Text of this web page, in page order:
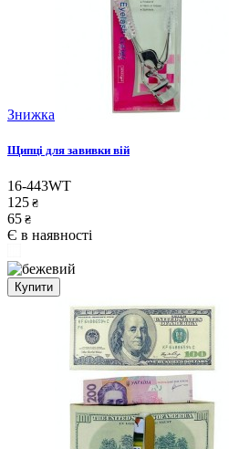
Знижка
Щипці для завивки вій
16-443WT
125 ₴
65 ₴
Є в наявності
Купити